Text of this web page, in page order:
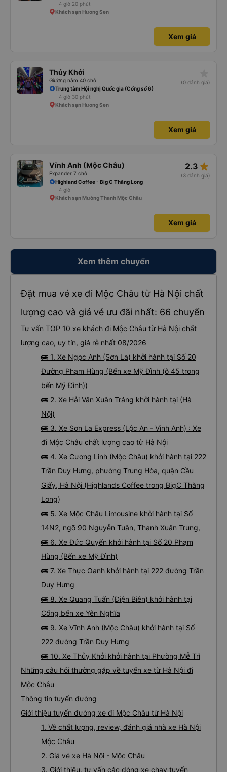
4 giờ 20 phút
Khách sạn Hương Sen
Xem giá
Thủy Khởi
Giường nằm 40 chỗ
(0 đánh giá)
Trung tâm Hội nghị Quốc gia (Cổng số 6)
4 giờ 30 phút
Khách sạn Hương Sen
Xem giá
Vĩnh Anh (Mộc Châu)
Expander 7 chỗ
2.3 star_rate
(3 đánh giá)
Highland Coffee - Big C Thăng Long
4 giờ
Khách sạn Mường Thanh Mộc Châu
Xem giá
Xem thêm chuyến
Đặt mua vé xe đi Mộc Châu từ Hà Nội chất
lượng cao và giá vé ưu đãi nhất: 66 chuyến
Tư vấn TOP 10 xe khách đi Mộc Châu từ Hà Nội chất
lượng cao, uy tín, giá rẻ nhất 08/2026
🚌 1. Xe Ngọc Anh (Sơn La) khởi hành tại Số 20
Đường Phạm Hùng (Bến xe Mỹ Đình (ô 45 trong
bến Mỹ Đình))
🚌 2. Xe Hải Vân Xuân Tráng khởi hành tại (Hà
Nội)
🚌 3. Xe Sơn La Express (Lộc An - Vinh Anh) : Xe
đi Mộc Châu chất lượng cao từ Hà Nội
🚌 4. Xe Cương Linh (Mộc Châu) khởi hành tại 222
Trần Duy Hưng, phường Trung Hòa, quận Cầu
Giấy, Hà Nội (Highlands Coffee trong BigC Thăng
Long)
🚌 5. Xe Mộc Châu Limousine khởi hành tại Số
14N2, ngõ 90 Nguyễn Tuân, Thanh Xuân Trung,
🚌 6. Xe Đức Quyến khởi hành tại Số 20 Phạm
Hùng (Bến xe Mỹ Đình)
🚌 7. Xe Thực Oanh khởi hành tại 222 đường Trần
Duy Hưng
🚌 8. Xe Quang Tuấn (Điện Biên) khởi hành tại
Cổng bến xe Yên Nghĩa
🚌 9. Xe Vĩnh Anh (Mộc Châu) khởi hành tại Số
222 đường Trần Duy Hưng
🚌 10. Xe Thủy Khởi khởi hành tại Phường Mễ Trì
Những câu hỏi thường gặp về tuyến xe từ Hà Nội đi
Mộc Châu
Thông tin tuyến đường
Giới thiệu tuyến đường xe đi Mộc Châu từ Hà Nội
1. Về chất lượng, review, đánh giá nhà xe Hà Nội
Mộc Châu
2. Giá vé xe Hà Nội - Mộc Châu
3. Giới thiệu, tư vấn các dòng xe chạy tuyến